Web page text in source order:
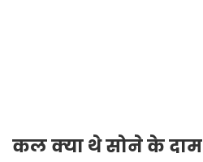
कल क्या थे सोने के दाम